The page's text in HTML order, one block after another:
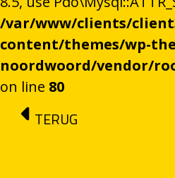
/var/www/clients/
content/themes/wp-
noordwoord/vendor/
on line 80
Ga naar de inhoud
TERUG